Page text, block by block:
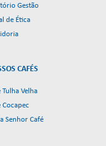
Gestão
de Ética
CAFÉS
Tulha Velha
Cocapec
Senhor Café